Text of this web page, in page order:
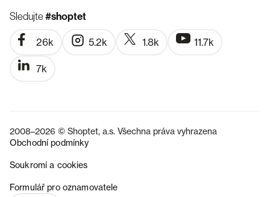
Sledujte#shoptet
26k 5.2k 1.8k 11.7k
7k
2008–2026 © Shoptet, a.s. Všechna práva vyhrazena
Obchodní podmínky
Soukromí a cookies
Formulář pro oznamovatele